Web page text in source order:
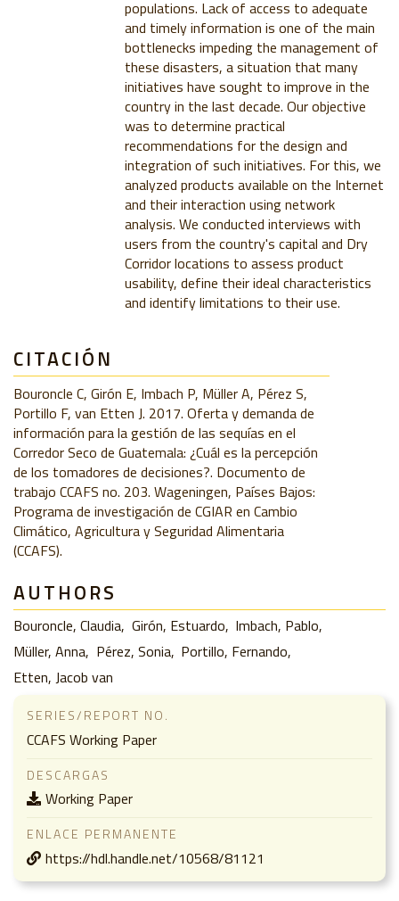
populations. Lack of access to adequate
and timely information is one of the main
bottlenecks impeding the management of
these disasters, a situation that many
initiatives have sought to improve in the
country in the last decade. Our objective
was to determine practical
recommendations for the design and
integration of such initiatives. For this, we
analyzed products available on the Internet
and their interaction using network
analysis. We conducted interviews with
users from the country's capital and Dry
Corridor locations to assess product
usability, define their ideal characteristics
and identify limitations to their use.
CITACIÓN
Bouroncle C, Girón E, Imbach P, Müller A, Pérez S,
Portillo F, van Etten J. 2017. Oferta y demanda de
información para la gestión de las sequías en el
Corredor Seco de Guatemala: ¿Cuál es la percepción
de los tomadores de decisiones?. Documento de
trabajo CCAFS no. 203. Wageningen, Países Bajos:
Programa de investigación de CGIAR en Cambio
Climático, Agricultura y Seguridad Alimentaria
(CCAFS).
AUTHORS
Bouroncle, Claudia Girón, Estuardo Imbach, Pablo
Müller, Anna Pérez, Sonia Portillo, Fernando
Etten, Jacob van
SERIES/REPORT NO.
CCAFS Working Paper
DESCARGAS
Working Paper
ENLACE PERMANENTE
https://hdl.handle.net/10568/81121